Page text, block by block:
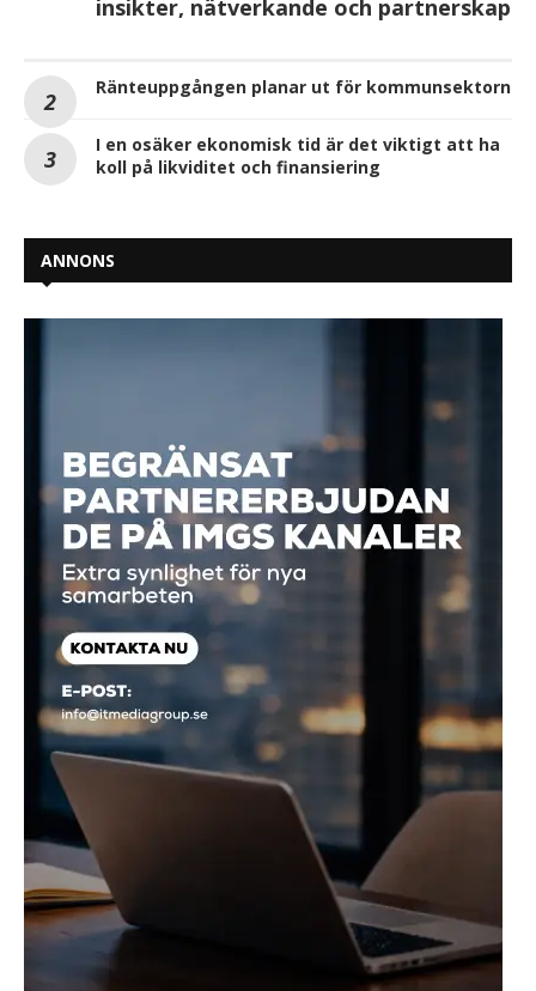
insikter, nätverkande och partnerskap
Ränteuppgången planar ut för kommunsektorn
I en osäker ekonomisk tid är det viktigt att ha
koll på likviditet och finansiering
ANNONS